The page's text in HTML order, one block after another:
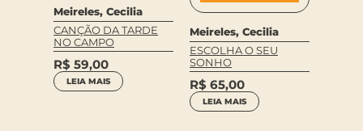
Meireles, Cecilia
CANÇÃO DA TARDE
NO CAMPO
R$ 59,00
LEIA MAIS
Meireles, Cecilia
ESCOLHA O SEU
SONHO
R$ 65,00
LEIA MAIS